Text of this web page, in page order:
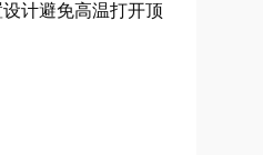
计避免高温打开顶